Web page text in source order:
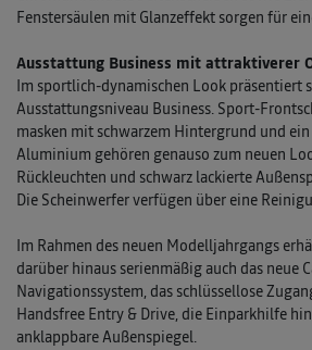
Fenstersäulen mit Glanzeffekt sorgen für
Ausstattung Business mit attraktiverer
Im sportlich-dynamischen Look präsentiert
Ausstattungsniveau Business. Sport-
masken mit schwarzem Hintergrund und
Aluminium gehören genauso zum neuen
Rückleuchten und schwarz lackierte
Die Scheinwerfer verfügen über eine
Im Rahmen des neuen Modelljahrgangs
darüber hinaus serienmäßig auch das neue
Navigationssystem, das schlüssellose
Handsfree Entry & Drive, die Einparkhilfe
anklappbare Außenspiegel.